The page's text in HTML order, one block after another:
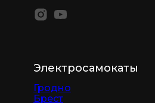
Электросамокаты
Гродно
Брест